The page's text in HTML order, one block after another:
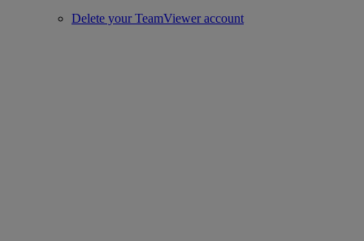
Delete your TeamViewer account